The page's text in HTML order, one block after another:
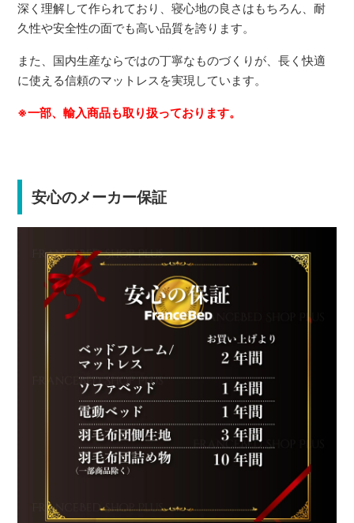
深く理解して作られており、寝心地の良さはもちろん、耐
久性や安全性の面でも高い品質を誇ります。
また、国内生産ならではの丁寧なものづくりが、長く快適
に使える信頼のマットレスを実現しています。
※一部、輸入商品も取り扱っております。
安心のメーカー保証